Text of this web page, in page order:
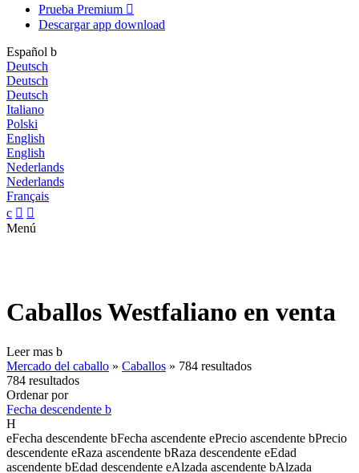
Prueba Premium 
Descargar app download
Español b
Deutsch
Deutsch
Deutsch
Italiano
Polski
English
English
Nederlands
Nederlands
Français
c  
Menú
Caballos Westfaliano en venta
Leer mas b
Mercado del caballo » Caballos » 784 resultados
784 resultados
Ordenar por
Fecha descendente b
H
eFecha descendente bFecha ascendente ePrecio ascendente bPrecio
descendente eRaza ascendente bRaza descendente eEdad
ascendente bEdad descendente eAlzada ascendente bAlzada